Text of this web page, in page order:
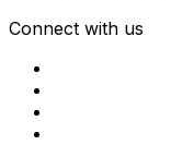
Connect with us